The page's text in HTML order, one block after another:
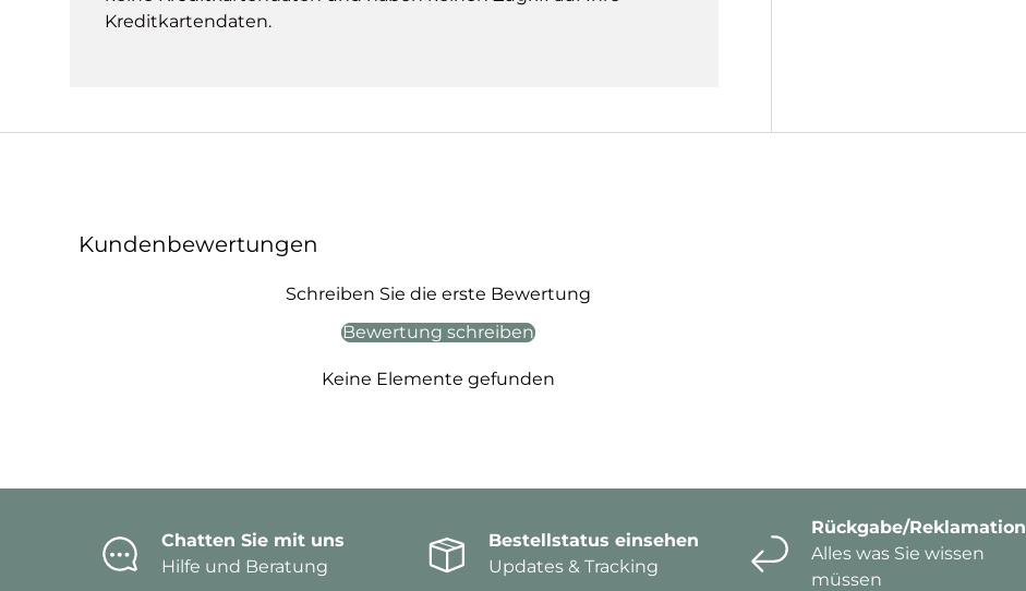
Kreditkartendaten.
Kundenbewertungen
Schreiben Sie die erste Bewertung
Bewertung schreiben
Keine Elemente gefunden
Chatten Sie mit uns
Hilfe und Beratung
Bestellstatus einsehen
Updates & Tracking
Rückgabe/Reklamation
Alles was Sie wissen
müssen